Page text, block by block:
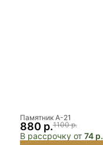
Памятник А-21
880 р.1100 р.
В рассрочку от 74 р.